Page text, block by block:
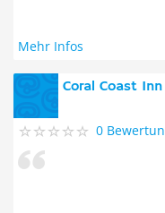
Mehr Infos
Coral Coast
0